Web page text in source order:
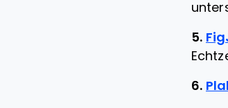
5.
6.